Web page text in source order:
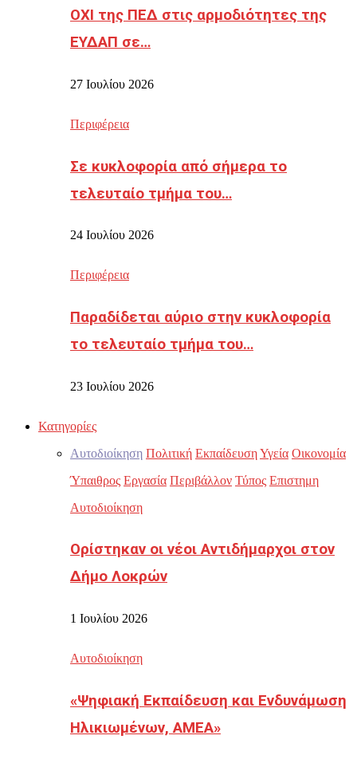
ΟΧΙ της ΠΕΔ στις αρμοδιότητες της
ΕΥΔΑΠ σε…
27 Ιουλίου 2026
Περιφέρεια
Σε κυκλοφορία από σήμερα το
τελευταίο τμήμα του…
24 Ιουλίου 2026
Περιφέρεια
Παραδίδεται αύριο στην κυκλοφορία
το τελευταίο τμήμα του…
23 Ιουλίου 2026
Κατηγορίες
Αυτοδιοίκηση Πολιτική ΕκπαίδευσηΥγεία Οικονομία
Ύπαιθρος Εργασία Περιβάλλον Τύπος Επιστημη
Αυτοδιοίκηση
Ορίστηκαν οι νέοι Αντιδήμαρχοι στον
Δήμο Λοκρών
1 Ιουλίου 2026
Αυτοδιοίκηση
«Ψηφιακή Εκπαίδευση και Ενδυνάμωση
Ηλικιωμένων, ΑΜΕΑ»